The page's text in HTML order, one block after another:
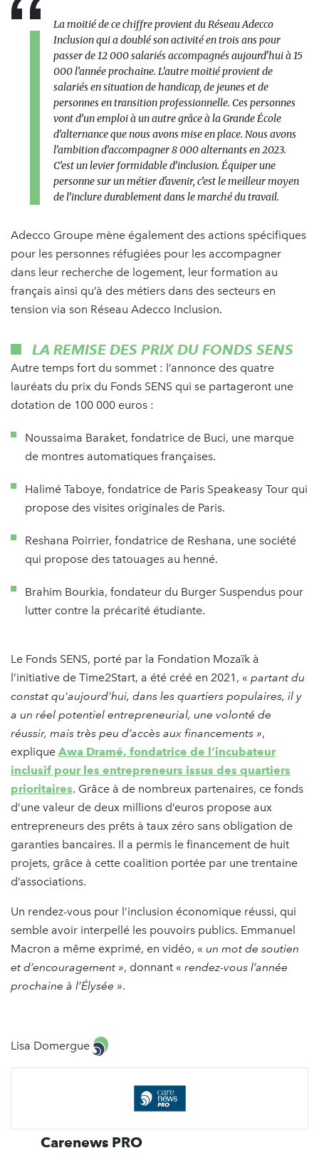
La moitié de ce chiffre provient du Réseau Adecco
Inclusion qui a doublé son activité en trois ans pour
passer de 12 000 salariés accompagnés aujourd'hui à 15
000 l’année prochaine. L’autre moitié provient de
salariés en situation de handicap, de jeunes et de
personnes en transition professionnelle. Ces personnes
vont d’un emploi à un autre grâce à la Grande École
d’alternance que nous avons mise en place. Nous avons
l’ambition d’accompagner 8 000 alternants en 2023.
C’est un levier formidable d’inclusion. Équiper une
personne sur un métier d'avenir, c’est le meilleur moyen
de l’inclure durablement dans le marché du travail.
Adecco Groupe mène également des actions spécifiques
pour les personnes réfugiées pour les accompagner
dans leur recherche de logement, leur formation au
français ainsi qu’à des métiers dans des secteurs en
tension via son Réseau Adecco Inclusion.
LA REMISE DES PRIX DU FONDS SENS
Autre temps fort du sommet : l’annonce des quatre
lauréats du prix du Fonds SENS qui se partageront une
dotation de 100 000 euros :
Noussaima Baraket, fondatrice de Buci, une marque
de montres automatiques françaises.
Halimé Taboye, fondatrice de Paris Speakeasy Tour qui
propose des visites originales de Paris.
Reshana Poirrier, fondatrice de Reshana, une société
qui propose des tatouages au henné.
Brahim Bourkia, fondateur du Burger Suspendus pour
lutter contre la précarité étudiante.
Le Fonds SENS, porté par la Fondation Mozaïk à
l’initiative de Time2Start, a été créé en 2021, « partant du
constat qu'aujourd'hui, dans les quartiers populaires, il y
a un réel potentiel entrepreneurial, une volonté de
réussir, mais très peu d’accès aux financements »,
explique Awa Dramé, fondatrice de l’incubateur
inclusif pour les entrepreneurs issus des quartiers
prioritaires. Grâce à de nombreux partenaires, ce fonds
d’une valeur de deux millions d’euros propose aux
entrepreneurs des prêts à taux zéro sans obligation de
garanties bancaires. Il a permis le financement de huit
projets, grâce à cette coalition portée par une trentaine
d’associations.
Un rendez-vous pour l’inclusion économique réussi, qui
semble avoir interpellé les pouvoirs publics. Emmanuel
Macron a même exprimé, en vidéo, « un mot de soutien
et d’encouragement », donnant « rendez-vous l’année
prochaine à l’Élysée ».
Lisa Domergue
Carenews PRO